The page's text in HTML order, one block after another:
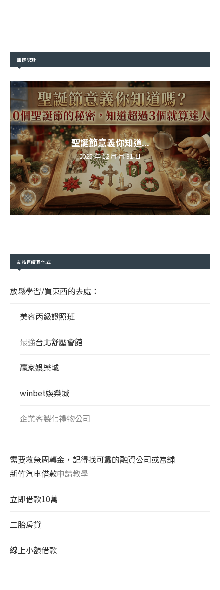
國際視野
聖誕節意義你知道...
2025 年 12 月 月 31 日
友站連結其他式
放鬆學習/買東西的去處：
美容丙級證照班
最強台北舒壓會館
贏家娛樂城
winbet娛樂城
企業客製化禮物公司
需要救急周轉金，記得找可靠的融資公司或當舖
新竹汽車借款申請教學
立即借款10萬
二胎房貸
線上小額借款